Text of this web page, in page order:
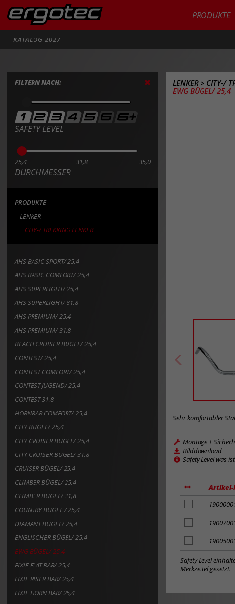
PRODUKTE
KATALOG 2027
FILTERN NACH:
SAFETY LEVEL
25,4 31,8 35,0
DURCHMESSER
PRODUKTE
LENKER
CITY-/ TREKKING LENKER
AHS BASIC SPORT/ 25,4
AHS BASIC COMFORT/ 25,4
AHS SUPERLIGHT/ 25,4
AHS SUPERLIGHT/ 31,8
AHS PREMIUM/ 25,4
AHS PREMIUM/ 31,8
BEACH CRUISER BÜGEL/ 25,4
CONTEST/ 25,4
CONTEST COMFORT/ 25,4
CONTEST JUGEND/ 25,4
CONTEST 31,8
HORNBAR COMFORT/ 25,4
CITY BÜGEL/ 25,4
CITY CRUISER BÜGEL/ 25,4
CITY CRUISER BÜGEL/ 31,8
CRUISER BÜGEL/ 25,4
CLIMBER BÜGEL/ 25,4
CLIMBER BÜGEL/ 31,8
COUNTRY BÜGEL / 25,4
DIAMANT BÜGEL/ 25,4
ENGLISCHER BÜGEL/ 25,4
EWG BÜGEL/ 25,4
FIXIE FLAT BAR/ 25,4
FIXIE RISER BAR/ 25,4
FIXIE HORN BAR/ 25,4
LENKER > CITY-/
EWG BÜGEL/ 25,4
Sehr komfortabler
Montage +
Bilddownload
Safety Level was
Artikel-
zum
Merkzettel
hinzufügen
zum
Merkzettel
hinzufügen
zum
Merkzettel
hinzufügen
Safety Level
Merkzettel gesetzt.